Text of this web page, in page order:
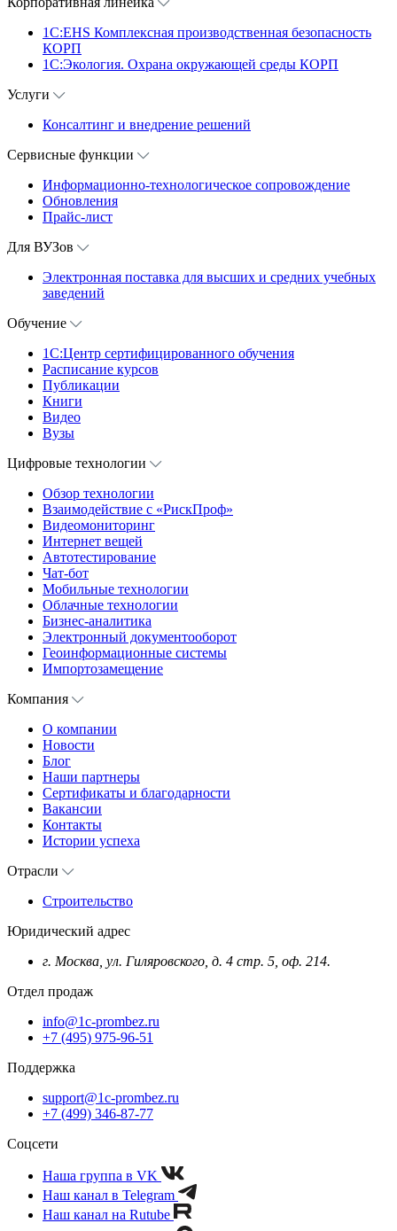
1С:EHS Комплексная производственная безопасность
КОРП
1С:Экология. Охрана окружающей среды КОРП
Услуги
Консалтинг и внедрение решений
Сервисные функции
Информационно-технологическое сопровождение
Обновления
Прайс-лист
Для ВУЗов
Электронная поставка для высших и средних учебных
заведений
Обучение
1С:Центр сертифицированного обучения
Расписание курсов
Публикации
Книги
Видео
Вузы
Цифровые технологии
Обзор технологии
Взаимодействие с «РискПроф»
Видеомониторинг
Интернет вещей
Автотестирование
Чат-бот
Мобильные технологии
Облачные технологии
Бизнес-аналитика
Электронный документооборот
Геоинформационные системы
Импортозамещение
Компания
О компании
Новости
Блог
Наши партнеры
Сертификаты и благодарности
Вакансии
Контакты
Истории успеха
Отрасли
Строительство
Юридический адрес
г. Москва, ул. Гиляровского, д. 4 стр. 5, оф. 214.
Отдел продаж
info@1c-prombez.ru
+7 (495) 975-96-51
Поддержка
support@1c-prombez.ru
+7 (499) 346-87-77
Соцсети
Наша группа в VK
Наш канал в Telegram
Наш канал на Rutube